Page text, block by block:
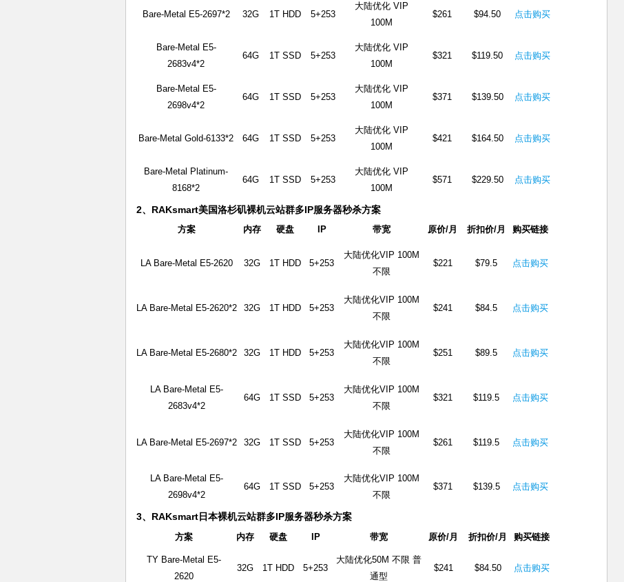
Bare-Metal E5-2697*2 32G 1T HDD 5+253
大陆优化 VIP
100M
$261 $94.50 点击购买
Bare-Metal E5-
2683v4*2
64G 1T SSD 5+253
大陆优化 VIP
100M
$321 $119.50 点击购买
Bare-Metal E5-
2698v4*2
64G 1T SSD 5+253
大陆优化 VIP
100M
$371 $139.50 点击购买
Bare-Metal Gold-6133*2 64G 1T SSD 5+253
大陆优化 VIP
100M
$421 $164.50 点击购买
Bare-Metal Platinum-
8168*2
64G 1T SSD 5+253
大陆优化 VIP
100M
$571 $229.50 点击购买
2、RAKsmart美国洛杉矶裸机云站群多IP服务器秒杀方案
方案 内存 硬盘 IP 带宽 原价/月 折扣价/月 购买链接
LA Bare-Metal E5-2620 32G 1T HDD 5+253
大陆优化VIP 100M
不限
$221 $79.5 点击购买
LA Bare-Metal E5-2620*2 32G 1T HDD 5+253
大陆优化VIP 100M
不限
$241 $84.5 点击购买
LA Bare-Metal E5-2680*2 32G 1T HDD 5+253
大陆优化VIP 100M
不限
$251 $89.5 点击购买
LA Bare-Metal E5-
2683v4*2
64G 1T SSD 5+253
大陆优化VIP 100M
不限
$321 $119.5 点击购买
LA Bare-Metal E5-2697*2 32G 1T SSD 5+253
大陆优化VIP 100M
不限
$261 $119.5 点击购买
LA Bare-Metal E5-
2698v4*2
64G 1T SSD 5+253
大陆优化VIP 100M
不限
$371 $139.5 点击购买
3、RAKsmart日本裸机云站群多IP服务器秒杀方案
方案 内存 硬盘 IP 带宽 原价/月 折扣价/月 购买链接
TY Bare-Metal E5-
2620
32G 1T HDD 5+253
大陆优化50M 不限 普
通型
$241 $84.50 点击购买